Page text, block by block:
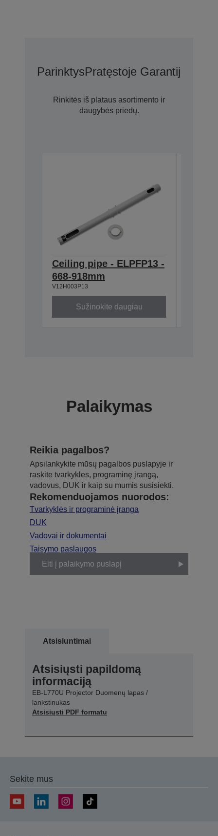
ParinktysPratęstoje Garantijoje
Rinkitės iš plataus asortimento ir
daugybės priedų.
Ceiling pipe - ELPFP13 -
668-918mm
V12H003P13
Sužinokite daugiau
Palaikymas
Reikia pagalbos?
Apsilankykite mūsų pagalbos puslapyje ir
raskite tvarkykles, programinę įrangą,
vadovus, DUK ir kaip su mumis susisiekti.
Rekomenduojamos nuorodos:
Tvarkyklės ir programinė įranga
DUK
Vadovai ir dokumentai
Taisymo paslaugos
Eiti į palaikymo puslapį
Atsisiuntimai
Atsisiųsti papildomą
informaciją
EB-L770U Projector Duomenų lapas /
lankstinukas
Atsisiųsti PDF formatu
Sekite mus